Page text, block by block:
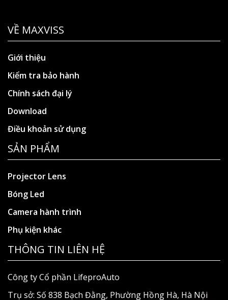
VỀ MAXVISS
Giới thiệu
Kiểm tra bảo hành
Chính sách đại lý
Download
Điều khoản sử dụng
SẢN PHẨM
Projector Lens
Bóng Led
Camera hành trình
Phụ kiện khác
THÔNG TIN LIÊN HỆ
Công ty Cổ phần LifeproAuto
Trụ sở: Số 838 Bạch Đằng, Phường Hồng Hà, Hà Nội